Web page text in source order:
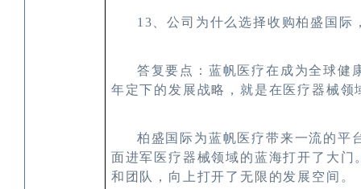
13 、公司为什么选择收购柏盛国
答复要点：蓝帆医疗在成为全球健
年定下的发展战略，就是在医疗器械
柏盛国际为蓝帆医疗带来一流的平
面进军医疗器械领域的蓝海打开了大
和团队，向上打开了无限的发展空间。